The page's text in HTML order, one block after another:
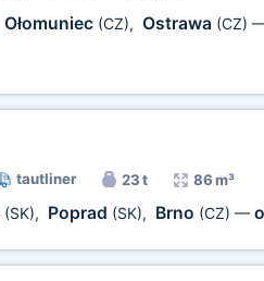
Ołomuniec (CZ), Ostrawa (CZ)
tautliner 23 t 86 m³
(SK), Poprad (SK), Brno (CZ) —